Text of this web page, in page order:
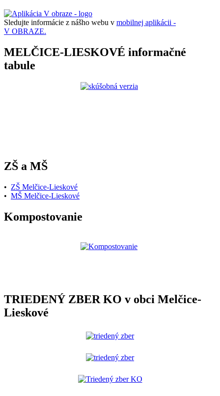
Sledujte informácie z nášho webu v mobilnej aplikácii -
V OBRAZE.
MELČICE-LIESKOVÉ informačné
tabule
ZŠ a MŠ
• ZŠ Melčice-Lieskové
• MŠ Melčice-Lieskové
Kompostovanie
TRIEDENÝ ZBER KO v obci Melčice-
Lieskové